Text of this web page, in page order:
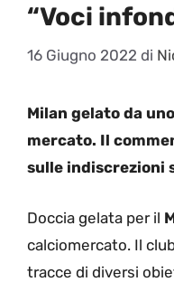
“Voci
16 Giugno 2022 di
Milan gelato da
mercato. Il
sulle indiscrezioni
Doccia gelata per il
calciomercato. Il
tracce di diversi